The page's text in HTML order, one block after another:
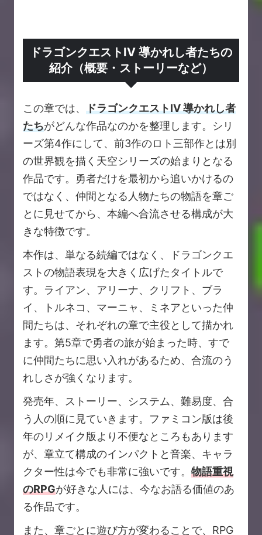
ドラゴンクエストIV 導かれし者たちの
紹介（概要・ストーリーなど）
この章では、 ドラゴンクエストIV 導かれし者
たちがどんな作品なのかを整理します。シリ
ーズ第4作にして、前3作のロト三部作とは別
の世界観を描く天空シリーズの始まりとなる
作品です。勇者だけを最初から追いかけるの
ではなく、仲間となる人物たちの物語を章ご
とに見せてから、本編へ合流させる構成が大
きな特徴です。
本作は、単なる続編ではなく、ドラゴンクエ
ストの物語表現を大きく広げたタイトルで
す。ライアン、アリーナ、クリフト、ブラ
イ、トルネコ、マーニャ、ミネアといった仲
間たちは、それぞれの章で主役として描かれ
ます。第5章で勇者の旅が始まった時、すで
に仲間たちに思い入れがあるため、合流のう
れしさが強くなります。
発売年、ストーリー、システム、難易度、合
う人の順に見ていきます。ファミコン版は後
年のリメイク版より不便なところもあります
が、章立て構成のインパクトと音楽、キャラ
クター性は今でも非常に強いです。 物語重視
のRPGが好きな人には、今なお語る価値のあ
る作品です。
また、章ごとに遊び方が変わることで、RPG